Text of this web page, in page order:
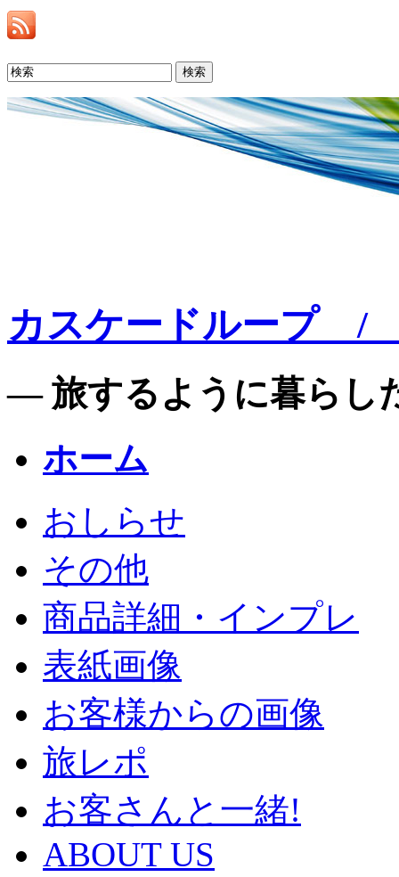
検索
カスケードループ /
— 旅するように暮らし
ホーム
おしらせ
その他
商品詳細・インプレ
表紙画像
お客様からの画像
旅レポ
お客さんと一緒!
ABOUT US